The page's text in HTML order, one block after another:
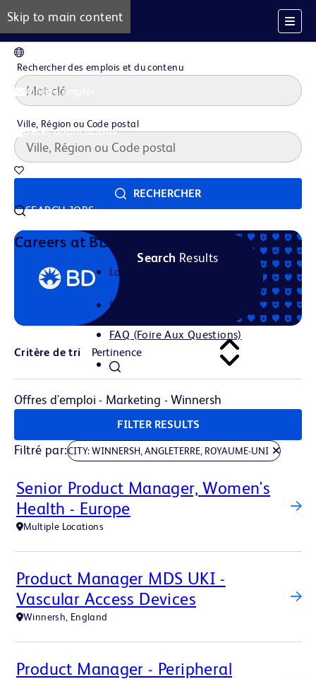
Skip to main content
Alertes emploi
Gérer applications
SEARCH JOBS
Careers at BD
La vie Chez BD
Domaines de Carrière
FAQ (Foire Aux Questions)
Rechercher des emplois et du contenu
Ville, Région ou Code postal
RECHERCHER
Search Results
Critère de tri
Offres d'emploi - Marketing - Winnersh
FILTER RESULTS
Filtré par CITY: WINNERSH, ANGLETERRE, ROYAUME-UNI
Senior Product Manager, Women's
Health - Europe
Multiple Locations
Product Manager MDS UKI -
Vascular Access Devices
Winnersh, England
Product Manager - Peripheral